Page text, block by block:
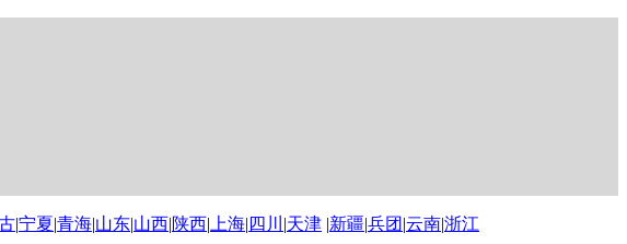
|宁夏|青海|山东|山西|陕西| 上海| 四川 |天津 |新疆|兵团 |云南|浙江